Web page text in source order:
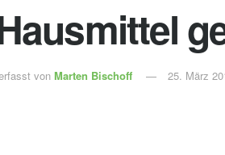
von Marten Bischoff 25. März